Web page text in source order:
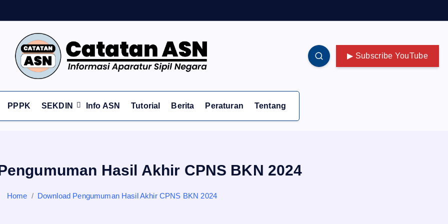
Informasi Aparatur Sipil Negara ▶ Subscribe YouTube
PPPK SEKDIN Info ASN Tutorial Berita Peraturan Tentang
Hasil Akhir CPNS BKN 2024
Home Download Pengumuman Hasil Akhir CPNS BKN 2024